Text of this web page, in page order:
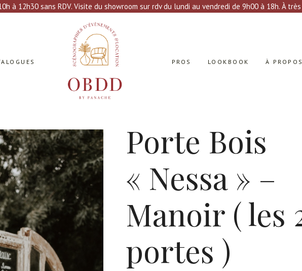
à 12h30 sans RDV. Visite du showroom sur rdv du lundi au vendredi de 9h00 à 18h. À
PROS LOOKBOOK À PROPOS
Votre
Porte Bois
« Nessa » –
Manoir ( les
portes )